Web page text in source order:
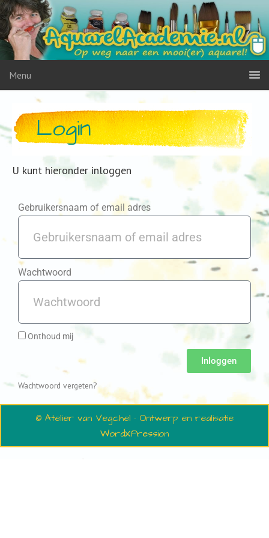
Menu
Login
U kunt hieronder inloggen
Gebruikersnaam of email adres
Wachtwoord
Onthoud mij
Inloggen
Wachtwoord vergeten?
© Atelier van Vegchel · Ontwerp en realisatie
WordXPression